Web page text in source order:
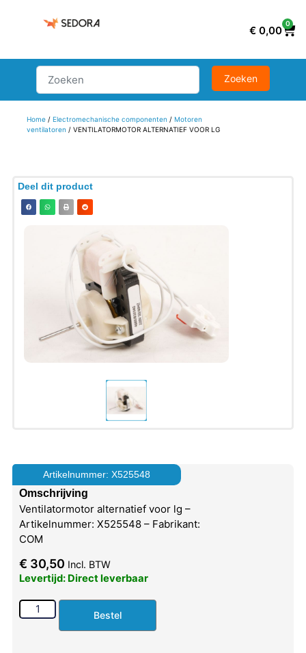
€ 0,00
0
Home/ Electromechanische componenten / Motoren
ventilatoren / VENTILATORMOTOR ALTERNATIEF VOOR LG
Deel dit product
Artikelnummer: X525548
Omschrijving
Ventilatormotor alternatief voor lg –
Artikelnummer: X525548 – Fabrikant:
COM
€ 30,50 Incl. BTW
Levertijd: Direct leverbaar
Bestel